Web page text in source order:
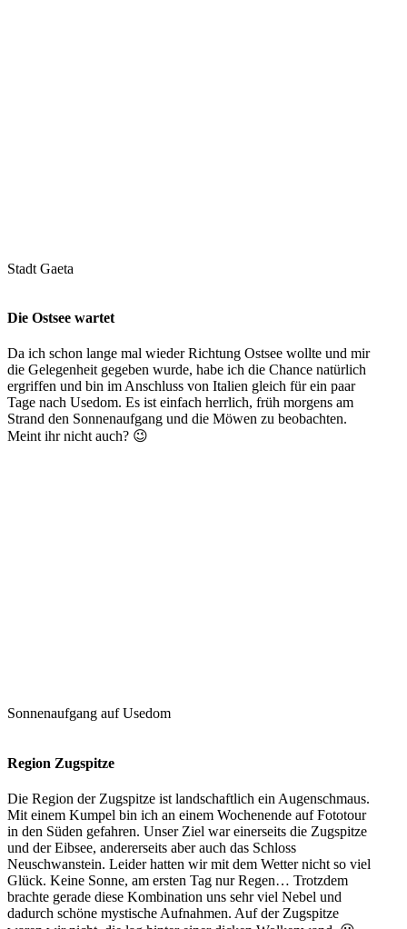
Stadt Gaeta
Die Ostsee wartet
Da ich schon lange mal wieder Richtung Ostsee wollte und mir
die Gelegenheit gegeben wurde, habe ich die Chance natürlich
ergriffen und bin im Anschluss von Italien gleich für ein paar
Tage nach Usedom. Es ist einfach herrlich, früh morgens am
Strand den Sonnenaufgang und die Möwen zu beobachten.
Meint ihr nicht auch? 😉
Sonnenaufgang auf Usedom
Region Zugspitze
Die Region der Zugspitze ist landschaftlich ein Augenschmaus.
Mit einem Kumpel bin ich an einem Wochenende auf Fototour
in den Süden gefahren. Unser Ziel war einerseits die Zugspitze
und der Eibsee, andererseits aber auch das Schloss
Neuschwanstein. Leider hatten wir mit dem Wetter nicht so viel
Glück. Keine Sonne, am ersten Tag nur Regen… Trotzdem
brachte gerade diese Kombination uns sehr viel Nebel und
dadurch schöne mystische Aufnahmen. Auf der Zugspitze